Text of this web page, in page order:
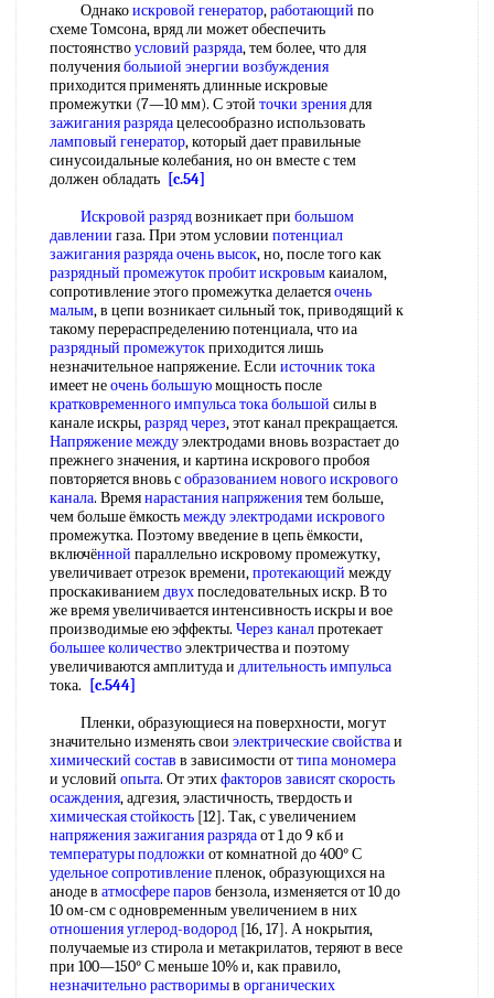
Однакоискровой генератор,работающий по
схеме Томсона, вряд ли может обеспечить
постоянствоусловий разряда, тем более, что для
полученияболыиой энергии возбуждения
приходится применять длинные искровые
промежутки (7—10 мм). С этой точки зрениядля
зажигания разрядацелесообразно использовать
ламповый генератор, который дает правильные
синусоидальные колебания, но он вместе с тем
должен обладать [c.54]
Искровой разрядвозникает при большом
давлении газа. При этом условии потенциал
зажигания разрядаочень высок, но, после того как
разрядный промежутокпробит искровымкаиалом,
сопротивление этого промежутка делаетсяочень
малым, в цепи возникает сильный ток, приводящий к
такому перераспределению потенциала, что иа
разрядный промежутокприходится лишь
незначительное напряжение. Если источник тока
имеет неочень большуюмощность после
кратковременного импульсатока большой силы в
канале искры,разряд через, этот канал прекращается.
Напряжение междуэлектродами вновь возрастает до
прежнего значения, и картина искрового пробоя
повторяется вновь собразованием новогоискрового
канала. Времянарастания напряжениятем больше,
чем больше ёмкостьмежду электродами искрового
промежутка. Поэтому введение в цепь ёмкости,
включённой параллельно искровому промежутку,
увеличивает отрезок времени,протекающий между
проскакиваниемдвухпоследовательных искр. В то
же время увеличивается интенсивность искры и вое
производимые ею эффекты. Через каналпротекает
большее количествоэлектричества и поэтому
увеличиваются амплитуда и длительность импульса
тока.
[c.544]
Пленки, образующиеся на поверхности, могут
значительно изменять свои электрические свойстваи
химический состав в зависимости оттипа мономера
и условий опыта. От этихфакторов зависятскорость
осаждения, адгезия, эластичность, твердость и
химическая стойкость [12]. Так, с увеличением
напряжения зажигания разрядаот 1 до 9 кб и
температуры подложки от комнатной до 400° С
удельное сопротивлениепленок, образующихся на
аноде в атмосфере паров бензола, изменяется от 10 до
10 ом-см с одновременным увеличением в них
отношения углерод-водород [16, 17]. А нокрытия,
получаемые из стирола и метакрилатов, теряют в весе
при 100—150° С меньше 10% и, как правило,
незначительно растворимыв органических